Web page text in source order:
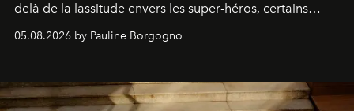
delà de la lassitude envers les super-héros, certains
personnages continuent de susciter une ferveur intacte.
05.08.2026 by Pauline Borgogno